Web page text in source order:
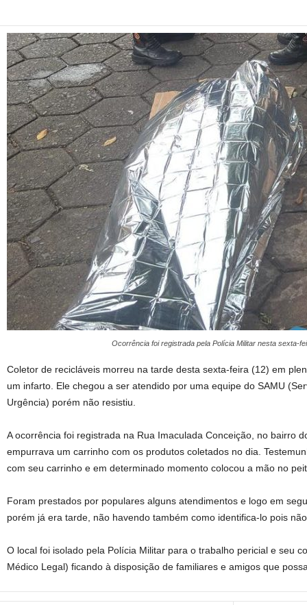
Ocorrência foi registrada pela Polícia Militar nesta sexta-
Coletor de recicláveis morreu na tarde desta sexta-feira (12) em
um infarto. Ele chegou a ser atendido por uma equipe do SAMU
Urgência) porém não resistiu.
A ocorrência foi registrada na Rua Imaculada Conceição, no bairro
empurrava um carrinho com os produtos coletados no dia.
com seu carrinho e em determinado momento colocou a mão no
Foram prestados por populares alguns atendimentos e logo em
porém já era tarde, não havendo também como identifica-lo pois
O local foi isolado pela Polícia Militar para o trabalho pericial e seu
Médico Legal) ficando à disposição de familiares e amigos que